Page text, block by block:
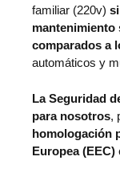
familiar (220v)
mantenimiento
comparados a
automáticos y
La Seguridad
para nosotros,
homologación
Europea (EEC)